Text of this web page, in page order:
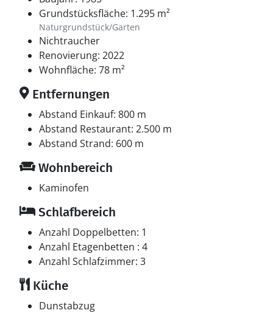
Grundstücksfläche: 1.295 m²
Naturgrundstück/Garten
Nichtraucher
Renovierung: 2022
Wohnfläche: 78 m²
Entfernungen
Abstand Einkauf: 800 m
Abstand Restaurant: 2.500 m
Abstand Strand: 600 m
Wohnbereich
Kaminofen
Schlafbereich
Anzahl Doppelbetten: 1
Anzahl Etagenbetten : 4
Anzahl Schlafzimmer: 3
Küche
Dunstabzug